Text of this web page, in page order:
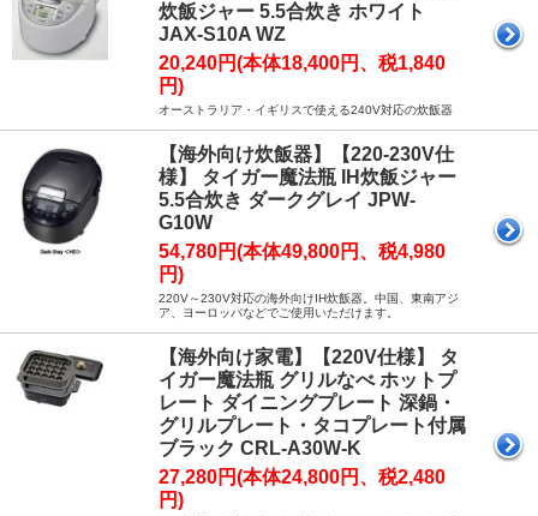
炊飯ジャー 5.5合炊き ホワイト
JAX-S10A WZ
20,240円(本体18,400円、税1,840
円)
オーストラリア・イギリスで使える240V対応の炊飯器
【海外向け炊飯器】【220-230V仕
様】 タイガー魔法瓶 IH炊飯ジャー
5.5合炊き ダークグレイ JPW-
G10W
54,780円(本体49,800円、税4,980
円)
220V～230V対応の海外向けIH炊飯器。中国、東南アジ
ア、ヨーロッパなどでご使用いただけます。
【海外向け家電】【220V仕様】 タ
イガー魔法瓶 グリルなべ ホットプ
レート ダイニングプレート 深鍋・
グリルプレート・タコプレート付属
ブラック CRL-A30W-K
27,280円(本体24,800円、税2,480
円)